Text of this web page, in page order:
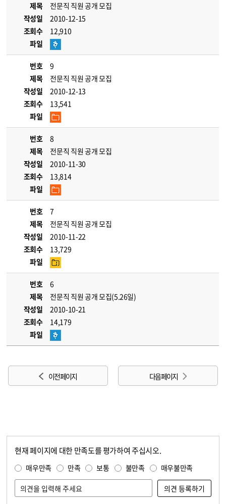
제목
전문직 직원 공개 모집
작성일
2010-12-15
조회수
12,910
파일
번호
9
제목
전문직 직원 공개 모집
작성일
2010-12-13
조회수
13,541
파일
번호
8
제목
전문직 직원 공개 모집
작성일
2010-11-30
조회수
13,814
파일
번호
7
제목
전문직 직원 공개 모집
작성일
2010-11-22
조회수
13,729
파일
번호
6
제목
전문직 직원 공개 모집(5.26일)
작성일
2010-10-21
조회수
14,179
파일
이전 페이지 다음 페이지
현재 페이지에 대한 만족도를 평가하여 주십시오.
매우만족 만족 보통 불만족 매우불만족